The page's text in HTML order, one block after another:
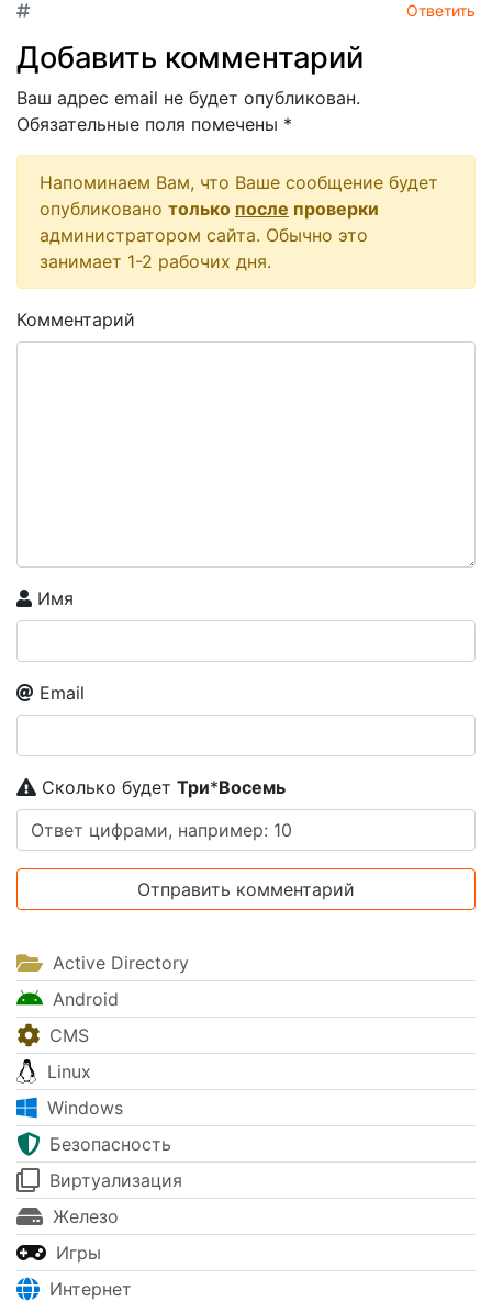
Ответить
Добавить комментарий
Ваш адрес email не будет опубликован.
Обязательные поля помечены *
Напоминаем Вам, что Ваше сообщение будет
опубликовано только после проверки
администратором сайта. Обычно это
занимает 1-2 рабочих дня.
Комментарий
Имя
Email
Сколько будет Tpи*Boceмь
Active Directory
Android
CMS
Linux
Windows
Безопасность
Виртуализация
Железо
Игры
Интернет